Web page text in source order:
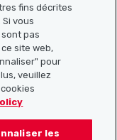
fins décrites
vous
pas
site web,
pour
veuillez
les